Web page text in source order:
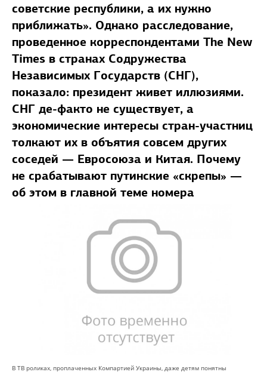
советские республики, а их нужно
приближать». Однако расследование,
проведенное корреспондентами The New
Times в странах Содружества
Независимых Государств (СНГ),
показало: президент живет иллюзиями.
СНГ де-факто не существует, а
экономические интересы стран-участниц
толкают их в объятия совсем других
соседей — Евросоюза и Китая. Почему
не срабатывают путинские «скрепы» —
об этом в главной теме номера
В ТВ роликах, проплаченных Компартией Украины, даже детям понятны